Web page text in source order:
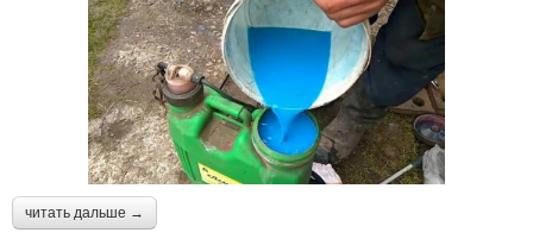
читать дальше →